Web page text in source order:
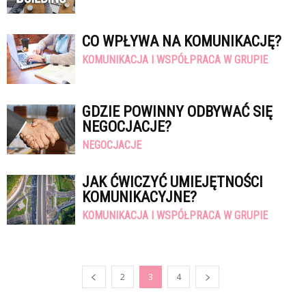
CO WPŁYWA NA KOMUNIKACJĘ?
KOMUNIKACJA I WSPÓŁPRACA W GRUPIE
GDZIE POWINNY ODBYWAĆ SIĘ
NEGOCJACJE?
NEGOCJACJE
JAK ĆWICZYĆ UMIEJĘTNOŚCI
KOMUNIKACYJNE?
KOMUNIKACJA I WSPÓŁPRACA W GRUPIE
2 3 4